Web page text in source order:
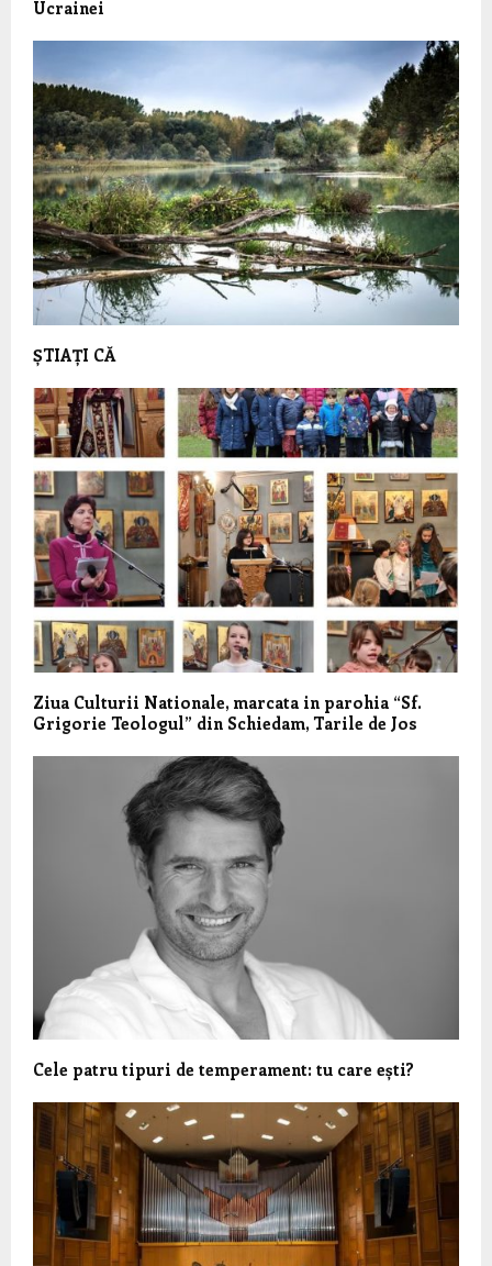
Ucrainei
ȘTIAȚI CĂ
Ziua Culturii Nationale, marcata in parohia “Sf.
Grigorie Teologul” din Schiedam, Tarile de Jos
Cele patru tipuri de temperament: tu care ești?